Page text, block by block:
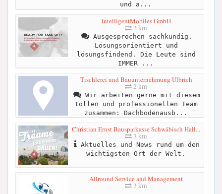
und a...
IntelligentMobiles GmbH
2 km
Ausgesprochen sachkundig.
Lösungsorientiert und
lösungsfindend. Die Leute sind
IMMER ...
Tischlerei und Bauunternehmung Ulbrich
2 km
Wir arbeiten gerne mit diesem
tollen und professionellen Team
zusammen: Dachbodenausb...
Christian Ernst Bausparkasse Schwäbisch Hall...
3 km
Aktuelles und News rund um den
wichtigsten Ort der Welt.
Allround Service and Management
3 km